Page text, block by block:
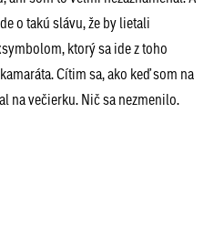
o takú slávu, že by lietali
ktorý sa ide z toho
Cítim sa, ako keď som na
na večierku. Nič sa nezmenilo.